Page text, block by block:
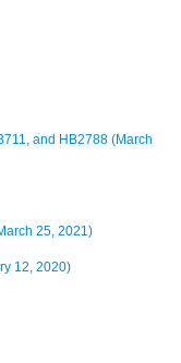
and HB2788 (March
25, 2021)
12, 2020)